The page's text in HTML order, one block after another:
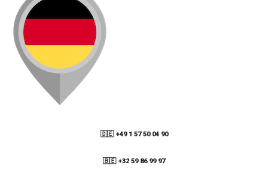
🇩🇪 +49 1 57 50 04 90
🇧🇪 +32 59 86 99 97